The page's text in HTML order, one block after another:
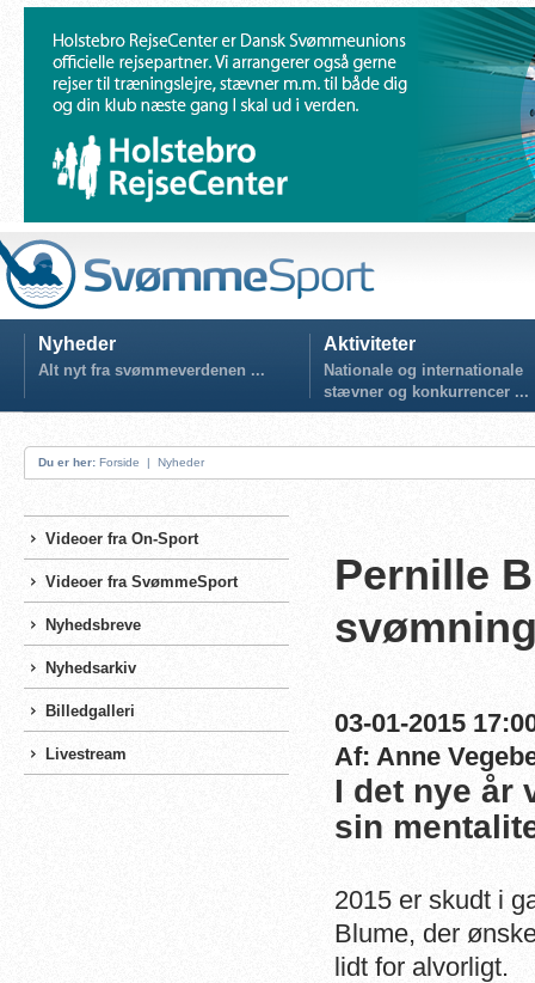
Nyheder
Alt nyt fra svømmeverdenen ...
Aktiviteter
Nationale og internationale
stævner og konkurrencer ...
Du er her: Forside | Nyheder
Videoer fra On-Sport
Videoer fra SvømmeSport
Nyhedsbreve
Nyhedsarkiv
Billedgalleri
Livestream
Pernille
03-01-2015
Af: Anne
I det nye år
sin
2015 er skudt i
Blume, der
lidt for alvorligt.